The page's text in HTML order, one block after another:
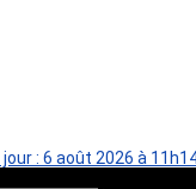
: 6 août 2026 à